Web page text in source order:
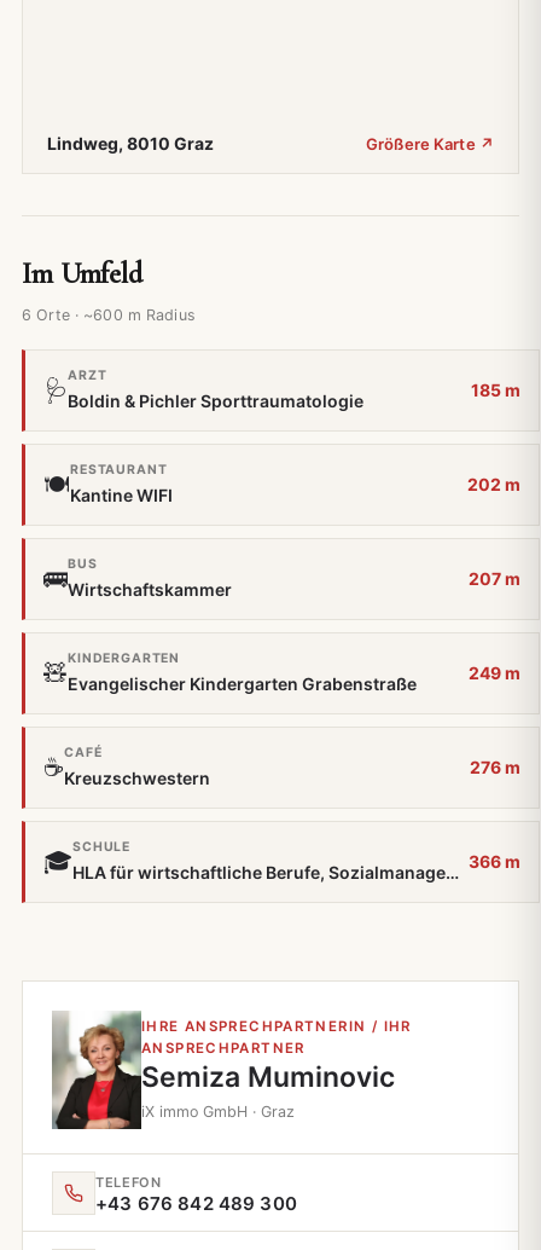
Lindweg, 8010 Graz Größere Karte ↗
Im Umfeld
6 Orte · ~600 m Radius
🩺
ARZT
Boldin & Pichler Sporttraumatologie
185 m
🍽️
RESTAURANT
Kantine WIFI
202 m
🚌
BUS
Wirtschaftskammer
207 m
🧸
KINDERGARTEN
Evangelischer Kindergarten Grabenstraße
249 m
☕
CAFÉ
Kreuzschwestern
276 m
🎓
SCHULE
HLA für wirtschaftliche Berufe, Sozialmanagement
366 m
IHRE ANSPRECHPARTNERIN / IHR
ANSPRECHPARTNER
Semiza Muminovic
iX immo GmbH · Graz
TELEFON
+43 676 842 489 300